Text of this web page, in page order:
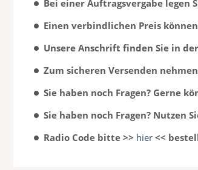
Bei einer Auftragsvergabe legen
Einen verbindlichen Preis
Unsere Anschrift finden Sie in
Zum sicheren Versenden
Sie haben noch Fragen? Gerne
Sie haben noch Fragen? Nutzen
Radio Code bitte >> hier <<